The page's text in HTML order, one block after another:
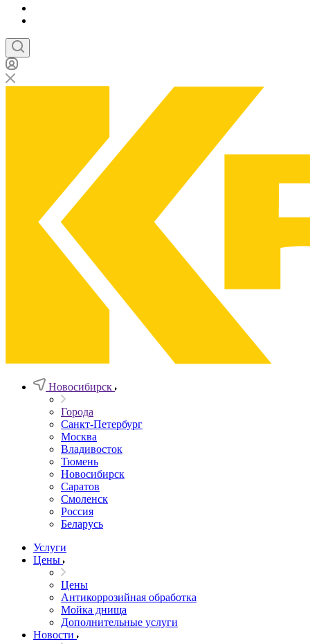
Новосибирск
Города
Санкт-Петербург
Москва
Владивосток
Тюмень
Новосибирск
Саратов
Смоленск
Россия
Беларусь
Услуги
Цены
Цены
Антикоррозийная обработка
Мойка днища
Дополнительные услуги
Новости